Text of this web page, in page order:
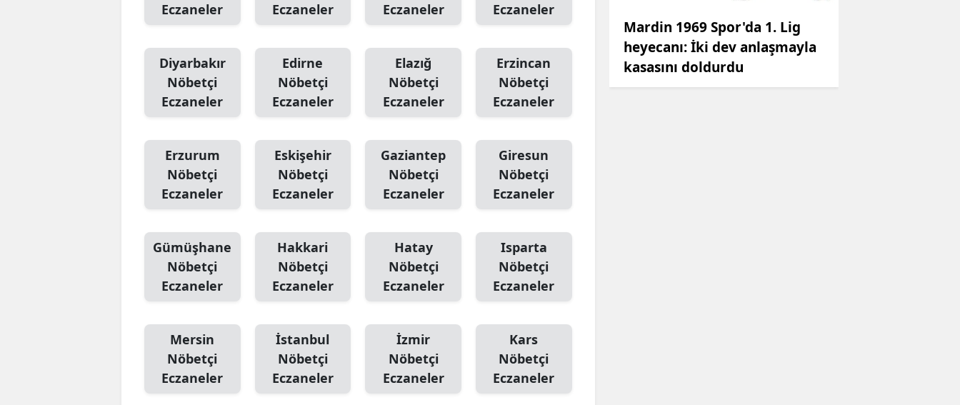
Eczaneler
Eczaneler
Eczaneler
Eczaneler
Diyarbakır
Nöbetçi
Eczaneler
Edirne
Nöbetçi
Eczaneler
Elazığ
Nöbetçi
Eczaneler
Erzincan
Nöbetçi
Eczaneler
Erzurum
Nöbetçi
Eczaneler
Eskişehir
Nöbetçi
Eczaneler
Gaziantep
Nöbetçi
Eczaneler
Giresun
Nöbetçi
Eczaneler
Gümüşhane
Nöbetçi
Eczaneler
Hakkari
Nöbetçi
Eczaneler
Hatay
Nöbetçi
Eczaneler
Isparta
Nöbetçi
Eczaneler
Mersin
Nöbetçi
Eczaneler
İstanbul
Nöbetçi
Eczaneler
İzmir
Nöbetçi
Eczaneler
Kars
Nöbetçi
Eczaneler
Mardin 1969 Spor'da 1. Lig
heyecanı: İki dev anlaşmayla
kasasını doldurdu